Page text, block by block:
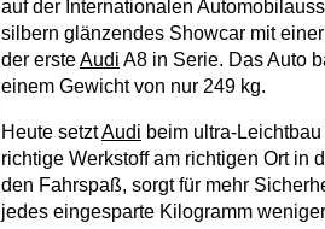
auf der Internationalen
silbern glänzendes Showcar mit
der ersteAudi A8 in Serie. Das Auto
einem Gewicht von nur 249 kg.
Heute setztAudi beim ultra-
richtige Werkstoff am richtigen Ort in
den Fahrspaß, sorgt für mehr
jedes eingesparte Kilogramm